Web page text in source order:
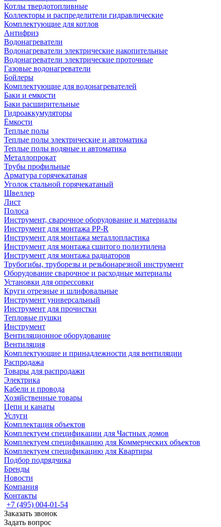
Котлы твердотопливные
Коллекторы и распределители гидравлические
Комплектующие для котлов
Антифриз
Водонагреватели
Водонагреватели электрические накопительные
Водонагреватели электрические проточные
Газовые водонагреватели
Бойлеры
Комплектующие для водонагревателей
Баки и емкости
Баки расширительные
Гидроаккумуляторы
Ёмкости
Теплые полы
Теплые полы электрические и автоматика
Теплые полы водяные и автоматика
Металлопрокат
Трубы профильные
Арматура горячекатаная
Уголок стальной горячекатаный
Швеллер
Лист
Полоса
Инструмент, сварочное оборудование и материалы
Инструмент для монтажа PP-R
Инструмент для монтажа металлопластика
Инструмент для монтажа сшитого полиэтилена
Инструмент для монтажа радиаторов
Трубогибы, труборезы и резьбонарезной инструмент
Оборудование сварочное и расходные материалы
Установки для опрессовки
Круги отрезные и шлифовальные
Инструмент универсальный
Инструмент для прочистки
Тепловые пушки
Инструмент
Вентиляционное оборудование
Вентиляция
Комплектующие и принадлежности для вентиляции
Распродажа
Товары для распродажи
Электрика
Кабели и провода
Хозяйственные товары
Цепи и канаты
Услуги
Комплектация объектов
Комплектуем спецификации для Частных домов
Комплектуем спецификацию для Коммерческих объектов
Комплектуем спецификацию для Квартиры
Подбор подрядчика
Бренды
Новости
Компания
Контакты
+7 (495) 004-01-54
Заказать звонок
Задать вопрос